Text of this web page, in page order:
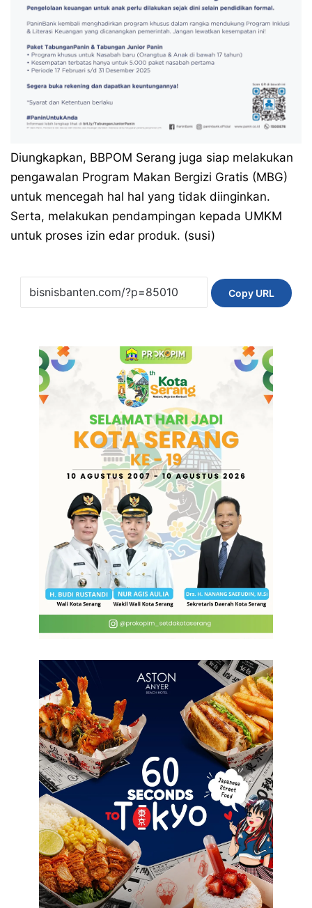
Diungkapkan, BBPOM Serang juga siap melakukan
pengawalan Program Makan Bergizi Gratis (MBG)
untuk mencegah hal hal yang tidak diinginkan.
Serta, melakukan pendampingan kepada UMKM
untuk proses izin edar produk. (susi)
Copy URL